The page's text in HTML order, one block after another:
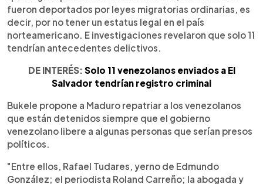
fueron deportados por leyes migratorias ordinarias, es
decir, por no tener un estatus legal en el país
norteamericano. E investigaciones revelaron que solo 11
tendrían antecedentes delictivos.
DE INTERÉS: Solo 11 venezolanos enviados a El
Salvador tendrían registro criminal
Bukele propone a Maduro repatriar a los venezolanos
que están detenidos siempre que el gobierno
venezolano libere a algunas personas que serían presos
políticos.
"Entre ellos, Rafael Tudares, yerno de Edmundo
González; el periodista Roland Carreño; la abogada y